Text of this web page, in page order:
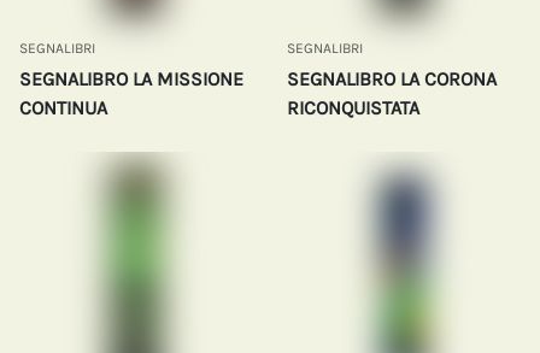
SEGNALIBRI
SEGNALIBRO LA MISSIONE
CONTINUA
SEGNALIBRI
SEGNALIBRO LA CORONA
RICONQUISTATA